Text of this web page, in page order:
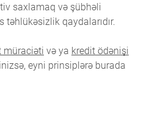
saxlamaq və şübhəli
qaydalarıdır.
müraciəti və ya kredit ödənişi
eyni prinsiplərə burada